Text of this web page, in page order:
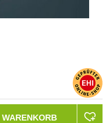
WARENKORB